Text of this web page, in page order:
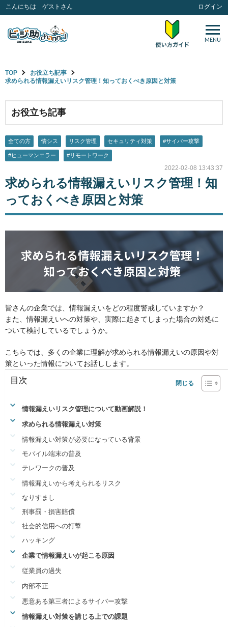
こんにちは ゲストさん ログイン
MENU
TOP
お役立ち記事
求められる情報漏えいリスク管理！知っておくべき原因と対策
お役立ち記事
全ての方 情シス リスク管理 セキュリティ対策 #サイバー攻撃
#ヒューマンエラー #リモートワーク
2022-02-08 13:43:37
求められる情報漏えいリスク管理！知
っておくべき原因と対策
皆さんの企業では、情報漏えいをどの程度警戒していますか？
また、情報漏えいへの対策や、実際に起きてしまった場合の対処に
ついて検討しているでしょうか。
こちらでは、多くの企業に理解が求められる情報漏えいの原因や対
策といった情報についてお話しします。
目次
情報漏えいリスク管理について動画解説！
求められる情報漏えい対策
情報漏えい対策が必要になっている背景
モバイル端末の普及
テレワークの普及
情報漏えいから考えられるリスク
なりすまし
刑事罰・損害賠償
社会的信用への打撃
ハッキング
企業で情報漏えいが起こる原因
従業員の過失
内部不正
悪意ある第三者によるサイバー攻撃
情報漏えい対策を講じる上での課題